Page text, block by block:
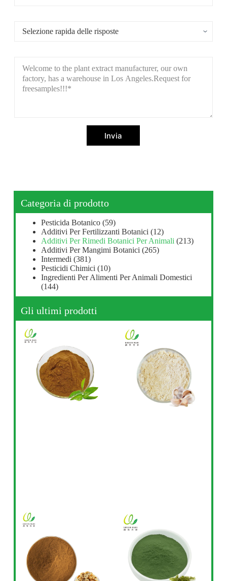
Invia
Categoria di prodotto
Pesticida Botanico (59)
Additivi Per Fertilizzanti Botanici (12)
Additivi Per Rimedi Botanici Per Animali (213)
Additivi Per Mangimi Botanici (265)
Intermedi (381)
Pesticidi Chimici (10)
Ingredienti Per Alimenti Per Animali Domestici
(144)
Gli ultimi prodotti